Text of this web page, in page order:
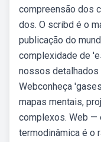
compreensão dos
dos. O scribd é o
publicação do
complexidade de
nossos detalhados
Webconheça
mapas mentais,
complexos. Web —
termodinâmica é o